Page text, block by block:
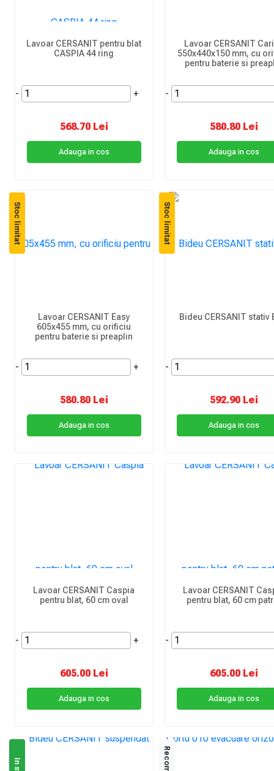
Lavoar CERSANIT pentru blat
CASPIA 44 ring
- +
568.70 Lei
Adauga in cos
Lavoar CERSANIT
550x440x150 mm, cu
pentru baterie si
-
580.80 Lei
Adauga in cos
Stoc limitat
Lavoar CERSANIT Easy
605x455 mm, cu orificiu
pentru baterie si preaplin
- +
580.80 Lei
Adauga in cos
Stoc limitat
Bideu CERSANIT stativ
-
592.90 Lei
Adauga in cos
Lavoar CERSANIT Caspia
pentru blat, 60 cm oval
- +
605.00 Lei
Adauga in cos
Lavoar CERSANIT
pentru blat, 60 cm
-
605.00 Lei
Adauga in cos